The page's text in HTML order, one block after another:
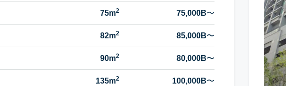
75m2 75,000B〜
82m2 85,000B〜
90m2 80,000B〜
135m2 100,000B〜